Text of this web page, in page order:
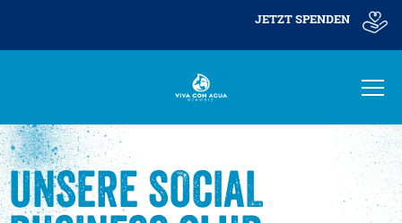
JETZT SPENDEN
UNSERE SOCIAL